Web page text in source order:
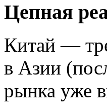
Цепная
Китай —
в Азии
рынка уже